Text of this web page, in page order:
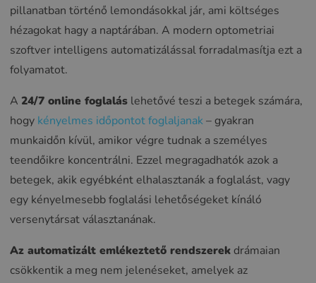
pillanatban történő lemondásokkal jár, ami költséges
hézagokat hagy a naptárában. A modern optometriai
szoftver intelligens automatizálással forradalmasítja ezt a
folyamatot.
A 24/7 online foglalás lehetővé teszi a betegek számára,
hogy kényelmes időpontot foglaljanak– gyakran
munkaidőn kívül, amikor végre tudnak a személyes
teendőikre koncentrálni. Ezzel megragadhatók azok a
betegek, akik egyébként elhalasztanák a foglalást, vagy
egy kényelmesebb foglalási lehetőségeket kínáló
versenytársat választanának.
Az automatizált emlékeztető rendszerek drámaian
csökkentik a meg nem jelenéseket, amelyek az